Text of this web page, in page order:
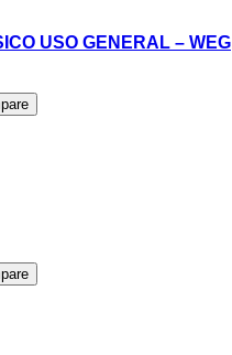
USO GENERAL – WEG